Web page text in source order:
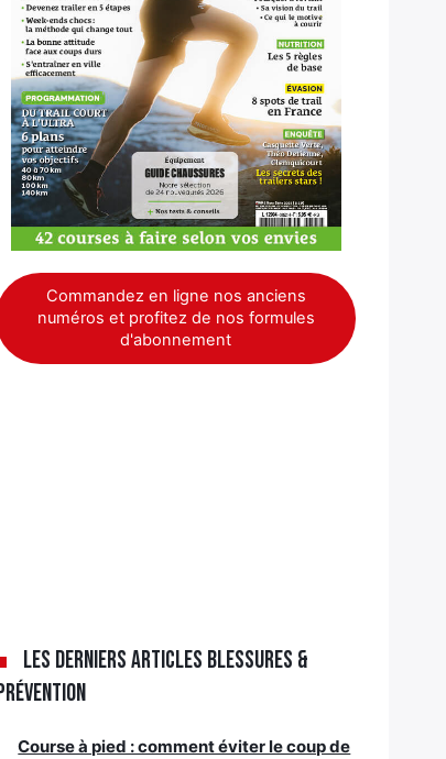
Commandez en ligne nos anciens
numéros et profitez de nos formules
d'abonnement
Les derniers articles Blessures &
Course à pied : comment éviter le coup de